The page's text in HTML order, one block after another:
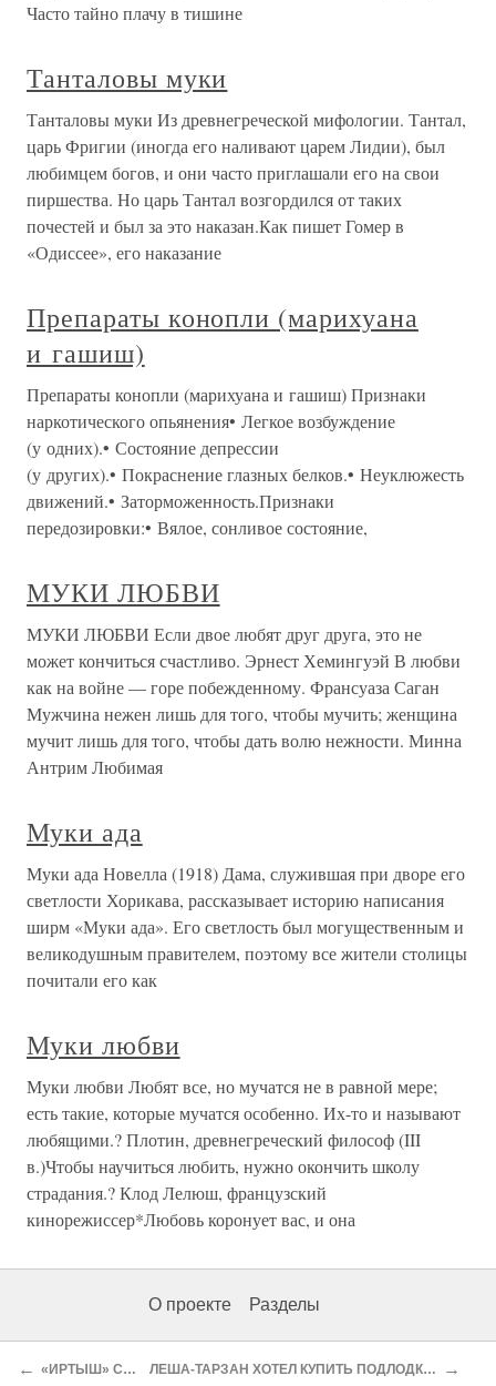
Часто тайно плачу в тишине
Танталовы муки
Танталовы муки Из древнегреческой мифологии. Тантал,
царь Фригии (иногда его наливают царем Лидии), был
любимцем богов, и они часто приглашали его на свои
пиршества. Но царь Тантал возгордился от таких
почестей и был за это наказан.Как пишет Гомер в
«Одиссее», его наказание
Препараты конопли (марихуана
и гашиш)
Препараты конопли (марихуана и гашиш) Признаки
наркотического опьянения• Легкое возбуждение
(у одних).• Состояние депрессии
(у других).• Покраснение глазных белков.• Неуклюжесть
движений.• Заторможенность.Признаки
передозировки:• Вялое, сонливое состояние,
МУКИ ЛЮБВИ
МУКИ ЛЮБВИ Если двое любят друг друга, это не
может кончиться счастливо. Эрнест Хемингуэй В любви
как на войне — горе побежденному. Франсуаза Саган
Мужчина нежен лишь для того, чтобы мучить; женщина
мучит лишь для того, чтобы дать волю нежности. Минна
Антрим Любимая
Муки ада
Муки ада Новелла (1918) Дама, служившая при дворе его
светлости Хорикава, рассказывает историю написания
ширм «Муки ада». Его светлость был могущественным и
великодушным правителем, поэтому все жители столицы
почитали его как
Муки любви
Муки любви Любят все, но мучатся не в равной мере;
есть такие, которые мучатся особенно. Их-то и называют
любящими.? Плотин, древнегреческий философ (III
в.)Чтобы научиться любить, нужно окончить школу
страдания.? Клод Лелюш, французский
кинорежиссер*Любовь коронует вас, и она
О проекте Разделы
← «ИРТЫШ» С ДУРМАНОМ ЛЕША-ТАРЗАН ХОТЕЛ КУПИТЬ ПОДЛОДКУ, ЧТОБЫ ВОЗИТЬ НАРКОТИКИ →